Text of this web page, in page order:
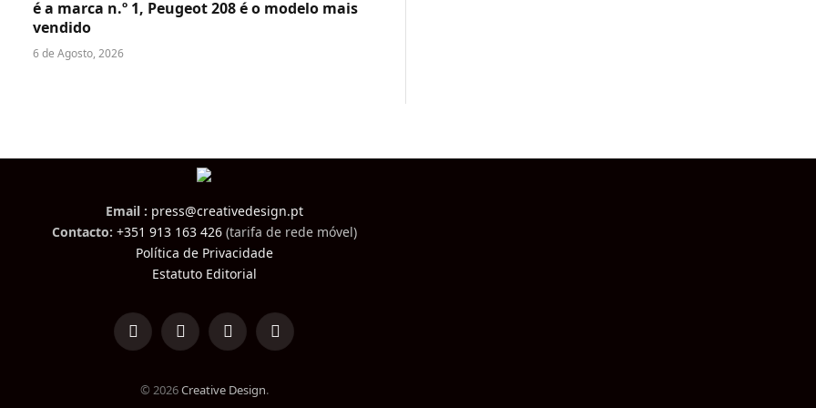
é a marca n.º 1, Peugeot 208 é o modelo mais
vendido
6 de Agosto, 2026
Email : press@creativedesign.pt
Contacto: +351 913 163 426(tarifa de rede móvel)
Política de Privacidade
Estatuto Editorial
LinkedInFacebookInstagramTikTok
© 2026Creative Design.